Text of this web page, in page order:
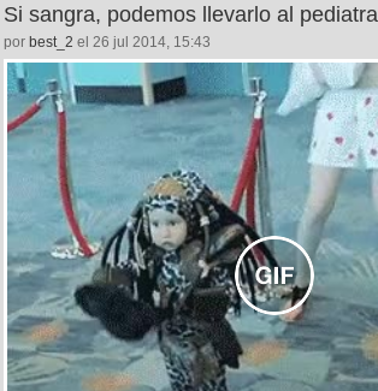
Si sangra, podemos llevarlo al pediatra
por best_2 el 26 jul 2014, 15:43